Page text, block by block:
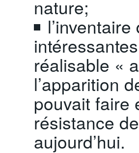
nature;
réalisable «
l’apparition
pouvait faire
résistance
aujourd’hui.